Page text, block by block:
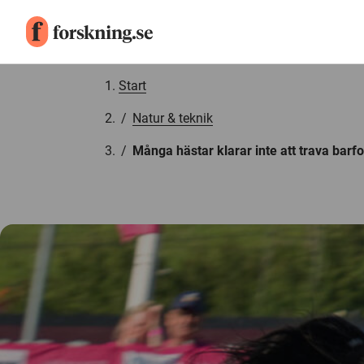
Start
/ Natur & teknik
/ Många hästar klarar inte att trava